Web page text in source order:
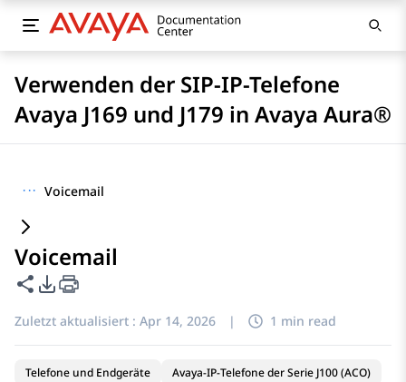
Verwenden der SIP-IP-Telefone
Avaya J169 und J179 in Avaya Aura®
··· Voicemail
Voicemail
Diese Seite teilen
PDF-Exportoptionen
Zuletzt aktualisiert : Apr 14, 2026 | 1 min read
Telefone und Endgeräte
Avaya-IP-Telefone der Serie J100 (ACO)